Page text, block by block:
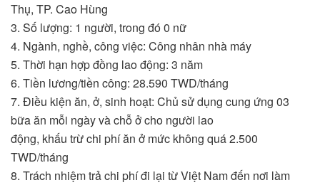
Thụ, TP. Cao Hùng
3. Số lượng: 1 người, trong đó 0 nữ
4. Ngành, nghề, công việc: Công nhân nhà máy
5. Thời hạn hợp đồng lao động: 3 năm
6. Tiền lương/tiền công: 28.590 TWD/tháng
7. Điều kiện ăn, ở, sinh hoạt: Chủ sử dụng cung ứng 03
bữa ăn mỗi ngày và chỗ ở cho người lao
động, khấu trừ chi phí ăn ở mức không quá 2.500
TWD/tháng
8. Trách nhiệm trả chi phí đi lại từ Việt Nam đến nơi làm